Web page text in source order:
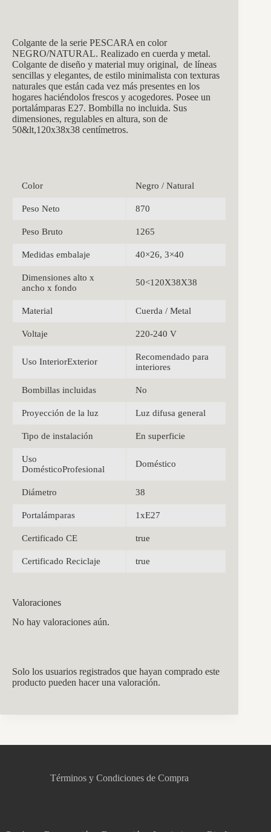
Colgante de la serie PESCARA en color
NEGRO/NATURAL. Realizado en cuerda y metal.
Colgante de diseño y material muy original, de líneas
sencillas y elegantes, de estilo minimalista con texturas
naturales que están cada vez más presentes en los
hogares haciéndolos frescos y acogedores. Posee un
portalámparas E27. Bombilla no incluida. Sus
dimensiones, regulables en altura, son de
50&lt,120x38x38 centímetros.
Color Negro / Natural
Peso Neto 870
Peso Bruto 1265
Medidas embalaje 40×26, 3×40
Dimensiones alto x
ancho x fondo
50<120X38X38
Material Cuerda / Metal
Voltaje 220-240 V
Uso InteriorExterior
Recomendado para
interiores
Bombillas incluidas No
Proyección de la luz Luz difusa general
Tipo de instalación En superficie
Uso
DomésticoProfesional
Doméstico
Diámetro 38
Portalámparas 1xE27
Certificado CE true
Certificado Reciclaje true
Valoraciones
No hay valoraciones aún.
Solo los usuarios registrados que hayan comprado este
producto pueden hacer una valoración.
Términos y Condiciones de Compra
Asistente virtual · En línea